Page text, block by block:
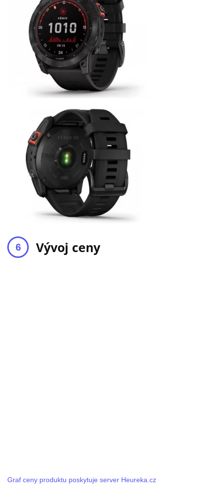
Vývoj ceny
Graf ceny produktu poskytuje server Heureka.cz